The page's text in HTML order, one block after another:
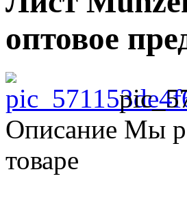
оптовое
Описание Мы
товаре